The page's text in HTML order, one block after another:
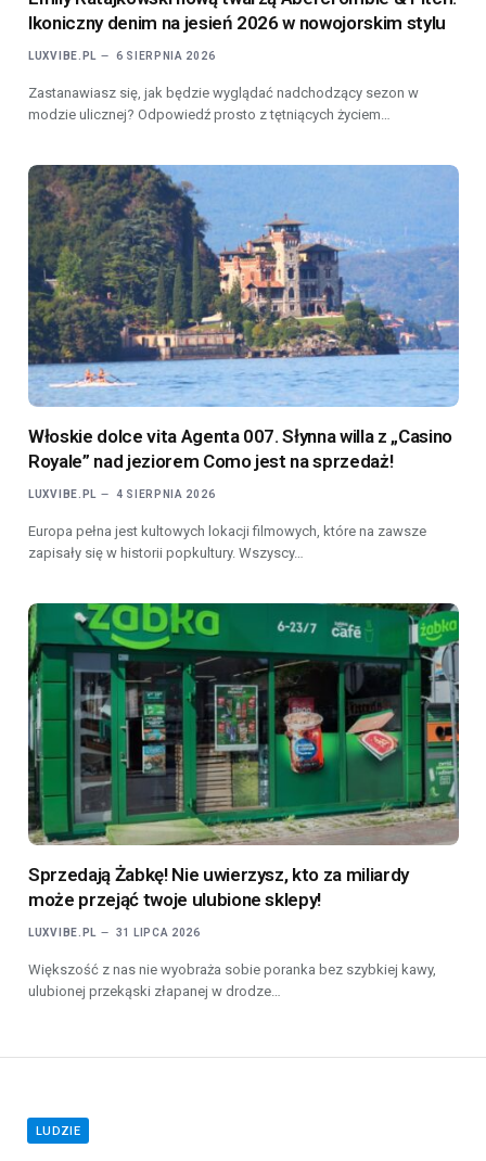
Ikoniczny denim na jesień 2026 w nowojorskim stylu
LUXVIBE.PL 6 SIERPNIA 2026
Zastanawiasz się, jak będzie wyglądać nadchodzący sezon w
modzie ulicznej? Odpowiedź prosto z tętniących życiem…
Włoskie dolce vita Agenta 007. Słynna willa z „Casino
Royale” nad jeziorem Como jest na sprzedaż!
LUXVIBE.PL 4 SIERPNIA 2026
Europa pełna jest kultowych lokacji filmowych, które na zawsze
zapisały się w historii popkultury. Wszyscy…
Sprzedają Żabkę! Nie uwierzysz, kto za miliardy
może przejąć twoje ulubione sklepy!
LUXVIBE.PL 31 LIPCA 2026
Większość z nas nie wyobraża sobie poranka bez szybkiej kawy,
ulubionej przekąski złapanej w drodze…
LUDZIE